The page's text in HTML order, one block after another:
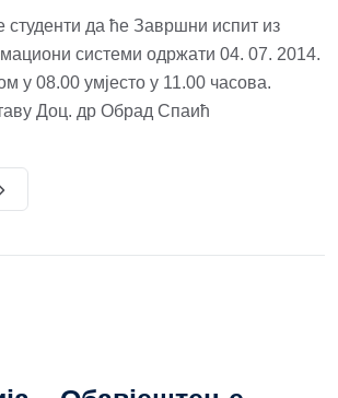
студенти да ће Завршни испит из
системи одржати 04. 07. 2014.
у 08.00 умјесто у 11.00 часова.
Доц. др Обрад Спаић